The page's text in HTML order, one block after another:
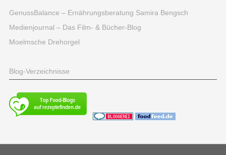
GenussBalance – Ernährungsberatung Samira Bengsch
Medienjournal – Das Film- & Bücher-Blog
Moelmsche Drehorgel
Blog-Verzeichnisse